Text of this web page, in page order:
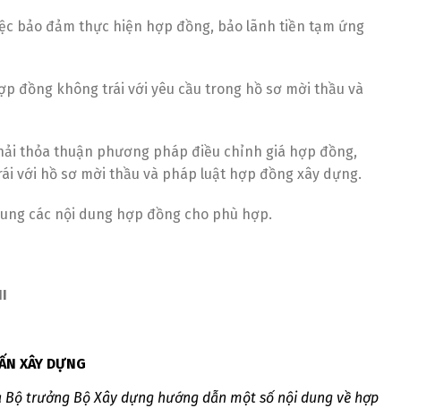
bảo đảm thực hiện hợp đồng, bảo lãnh tiền tạm ứng
đồng không trái với yêu cầu trong hồ sơ mời thầu và
thỏa thuận phương pháp điều chỉnh giá hợp đồng,
với hồ sơ mời thầu và pháp luật hợp đồng xây dựng.
các nội dung hợp đồng cho phù hợp.
XÂY DỰNG
trưởng Bộ Xây dựng hướng dẫn một số nội dung về hợp